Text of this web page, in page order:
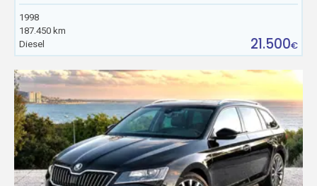
1998
187.450 km
Diesel
21.500€